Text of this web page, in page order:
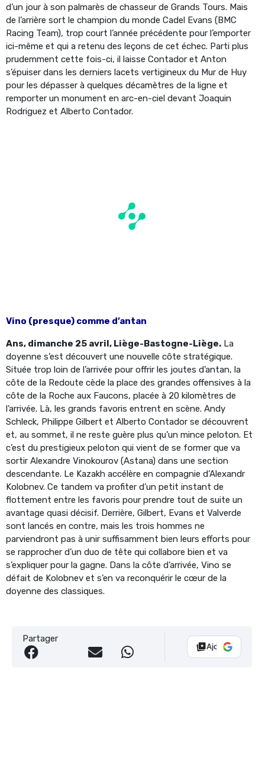
d’un jour à son palmarès de chasseur de Grands Tours. Mais
de l’arrière sort le champion du monde Cadel Evans (BMC
Racing Team), trop court l’année précédente pour l’emporter
ici-même et qui a retenu des leçons de cet échec. Parti plus
prudemment cette fois-ci, il laisse Contador et Anton
s’épuiser dans les derniers lacets vertigineux du Mur de Huy
pour les dépasser à quelques décamètres de la ligne et
remporter un monument en arc-en-ciel devant Joaquin
Rodriguez et Alberto Contador.
Vino (presque) comme d’antan
Ans, dimanche 25 avril, Liège-Bastogne-Liège. La
doyenne s’est découvert une nouvelle côte stratégique.
Située trop loin de l’arrivée pour offrir les joutes d’antan, la
côte de la Redoute cède la place des grandes offensives à la
côte de la Roche aux Faucons, placée à 20 kilomètres de
l’arrivée. Là, les grands favoris entrent en scène. Andy
Schleck, Philippe Gilbert et Alberto Contador se découvrent
et, au sommet, il ne reste guère plus qu’un mince peloton. Et
c’est du prestigieux peloton qui vient de se former que va
sortir Alexandre Vinokourov (Astana) dans une section
descendante. Le Kazakh accélère en compagnie d’Alexandr
Kolobnev. Ce tandem va profiter d’un petit instant de
flottement entre les favoris pour prendre tout de suite un
avantage quasi décisif. Derrière, Gilbert, Evans et Valverde
sont lancés en contre, mais les trois hommes ne
parviendront pas à unir suffisamment bien leurs efforts pour
se rapprocher d’un duo de tête qui collabore bien et va
s’expliquer pour la gagne. Dans la côte d’arrivée, Vino se
défait de Kolobnev et s’en va reconquérir le cœur de la
doyenne des classiques.
Partager
Ajouter Vélo